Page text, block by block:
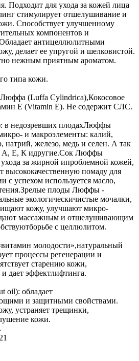
Подходит для ухода за кожей лица
стимулирует отшелушивание и
Способствует улучшенному
компонентов и
антицеллюлитными
делает ее упругой и шелковистой.
нежным приятным ароматом.
типа кожи.
(Luffa Cylindrica),Кокосовое
Е (Vitamin E). Не содержит СЛС.
в недозревших плодахЛюффы
и макроэлементы: калий,
натрий, железо, медь и селен. А так
А, Е, К идругие.Сок Люффы
за жирной ипроблемной кожей,
высококачественную помаду для
с успехом используется масло,
плоды Люффы -
экологическичистые мочалки,
кожу, улучшают микро-
массажным и отшелушивающим
с целлюлитом.
молодости»,натуральный
процессы регенерации и
старению кожи,
дает эффектлифтинга.
oil): обладает
и защитными свойствами.
устраняет трещинки,
кожи.